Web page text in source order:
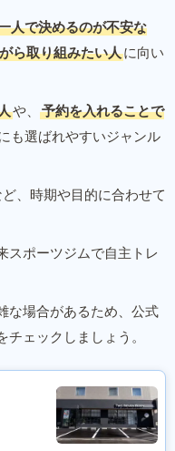
人で決めるのが不安な
ら取り組みたい人に向い
や、
予約を入れることで
も選ばれやすいジャンル
ど、時期や目的に合わせて
スポーツジムで自主トレ
な場合があるため、公式
ェックしましょう。